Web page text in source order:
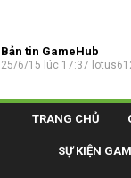
Bản tin GameHub
25/6/15 lúc 17:37
TRANG CHỦ
SỰ KIỆN